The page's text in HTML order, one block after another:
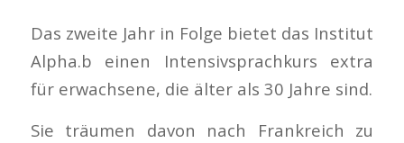
Das zweite Jahr in Folge bietet das Institut
Alpha.b einen Intensivsprachkurs extra
für erwachsene, die älter als 30 Jahre sind.
Sie träumen davon nach Frankreich zu